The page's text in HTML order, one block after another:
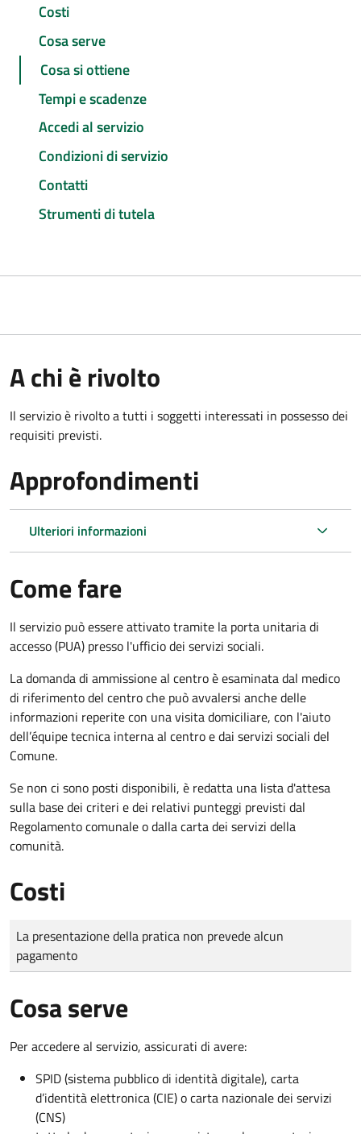
Costi
Cosa serve
Cosa si ottiene
Tempi e scadenze
Accedi al servizio
Condizioni di servizio
Contatti
Strumenti di tutela
A chi è rivolto
Il servizio è rivolto a tutti i soggetti interessati in possesso dei
requisiti previsti.
Approfondimenti
Ulteriori informazioni
Come fare
Il servizio può essere attivato tramite la porta unitaria di
accesso (PUA) presso l'ufficio dei servizi sociali.
La domanda di ammissione al centro è esaminata dal medico
di riferimento del centro che può avvalersi anche delle
informazioni reperite con una visita domiciliare, con l'aiuto
dell’équipe tecnica interna al centro e dai servizi sociali del
Comune.
Se non ci sono posti disponibili, è redatta una lista d'attesa
sulla base dei criteri e dei relativi punteggi previsti dal
Regolamento comunale o dalla carta dei servizi della
comunità.
Costi
Tipo di pagamento
Importo
La presentazione della pratica non prevede alcun
pagamento
Cosa serve
Per accedere al servizio, assicurati di avere:
SPID (sistema pubblico di identità digitale), carta
d’identità elettronica (CIE) o carta nazionale dei servizi
(CNS)